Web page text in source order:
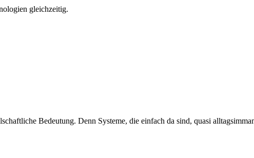
gleichzeitig.
Bedeutung. Denn Systeme, die einfach da sind, quasi